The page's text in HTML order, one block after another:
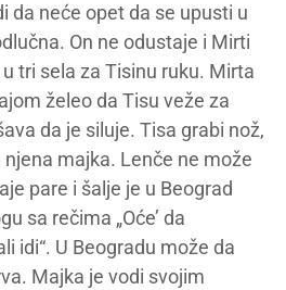
da neće opet da se upusti u
On ne odustaje i Mirti
tri sela za Tisinu ruku. Mirta
želeo da Tisu veže za
da je siluje. Tisa grabi nož,
majka. Lenče ne može
pare i šalje je u Beograd
sa rečima „Oće’ da
idi“. U Beogradu može da
Majka je vodi svojim